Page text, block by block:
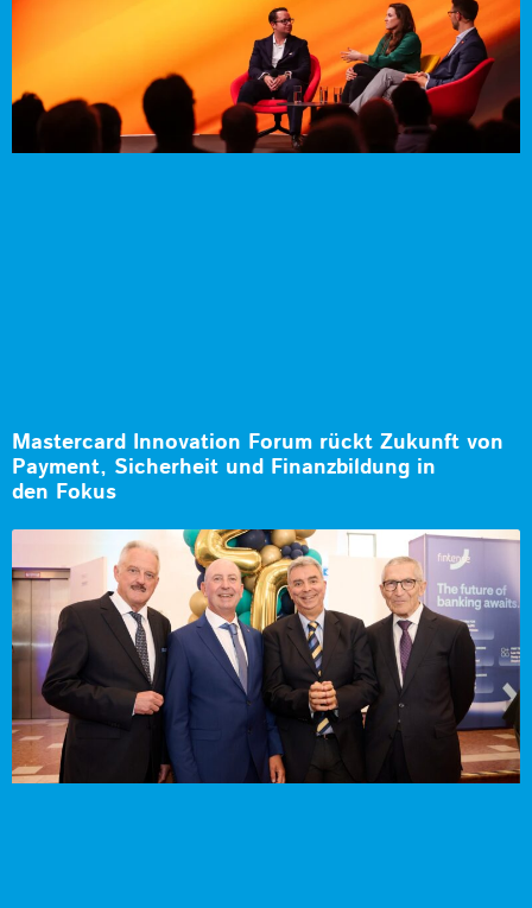
Mastercard Innovation Forum rückt Zukunft von
Payment, Sicherheit und Finanzbildung in
den Fokus